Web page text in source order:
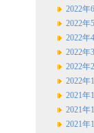
2022年
2022年
2022年
2022年
2022年
2022年
2021年
2021年
2021年